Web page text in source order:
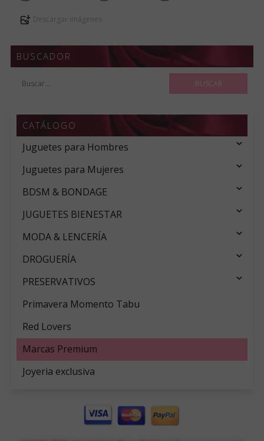
Descargar imágenes
BUSCADOR
CATÁLOGO
Juguetes para Hombres
Juguetes para Mujeres
BDSM & BONDAGE
JUGUETES BIENESTAR
MODA & LENCERÍA
DROGUERÍA
PRESERVATIVOS
Primavera Momento Tabu
Red Lovers
Marcas Premium
Joyeria exclusiva